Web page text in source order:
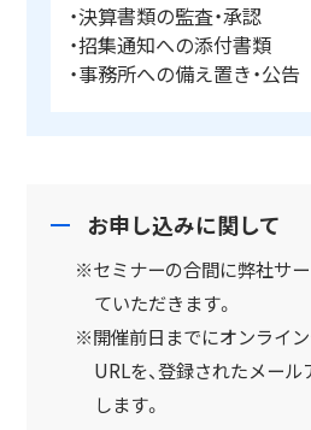
・決算書類の監査・承認
・招集通知への添付書類
・事務所への備え置き・公告
お申し込みに関して
※セミナーの合間に弊社サ
ていただきます。
※開催前日までにオンライ
URLを、登録されたメー
します。